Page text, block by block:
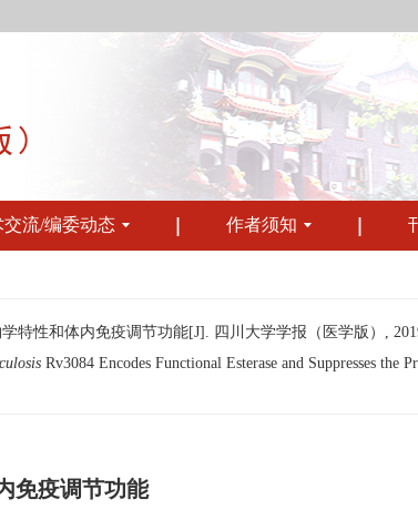
交流/编委动态 作者须知
特性和体内免疫调节功能[J]. 四川大学学报（医学版）,
Rv3084 Encodes Functional Esterase and Suppresses the
免疫调节功能